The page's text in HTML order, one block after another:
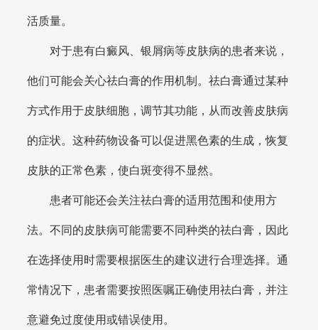
活质量。
对于患有白癜风、银屑病等皮肤病的患者来说，
他们可能会关心祛白膏的作用机制。祛白膏通过某种
方式作用于皮肤细胞，调节其功能，从而改善皮肤病
的症状。这种药物设备可以促进黑色素的生成，恢复
皮肤的正常色素，使白斑变得不显然。
患者可能还会关注祛白膏的适用范围和使用方
法。不同的皮肤病可能需要不同种类的祛白膏，因此
在选择使用时需要根据医生的建议进行合理选择。通
常情况下，患者需要按照医嘱正确使用祛白膏，并注
意避免过度使用或错误使用。